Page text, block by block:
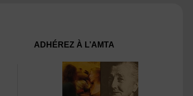
ADHÉREZ À L’AMTA